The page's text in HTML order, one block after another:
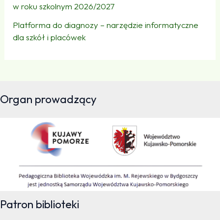
w roku szkolnym 2026/2027
Platforma do diagnozy – narzędzie informatyczne
dla szkół i placówek
Organ prowadzący
Patron biblioteki